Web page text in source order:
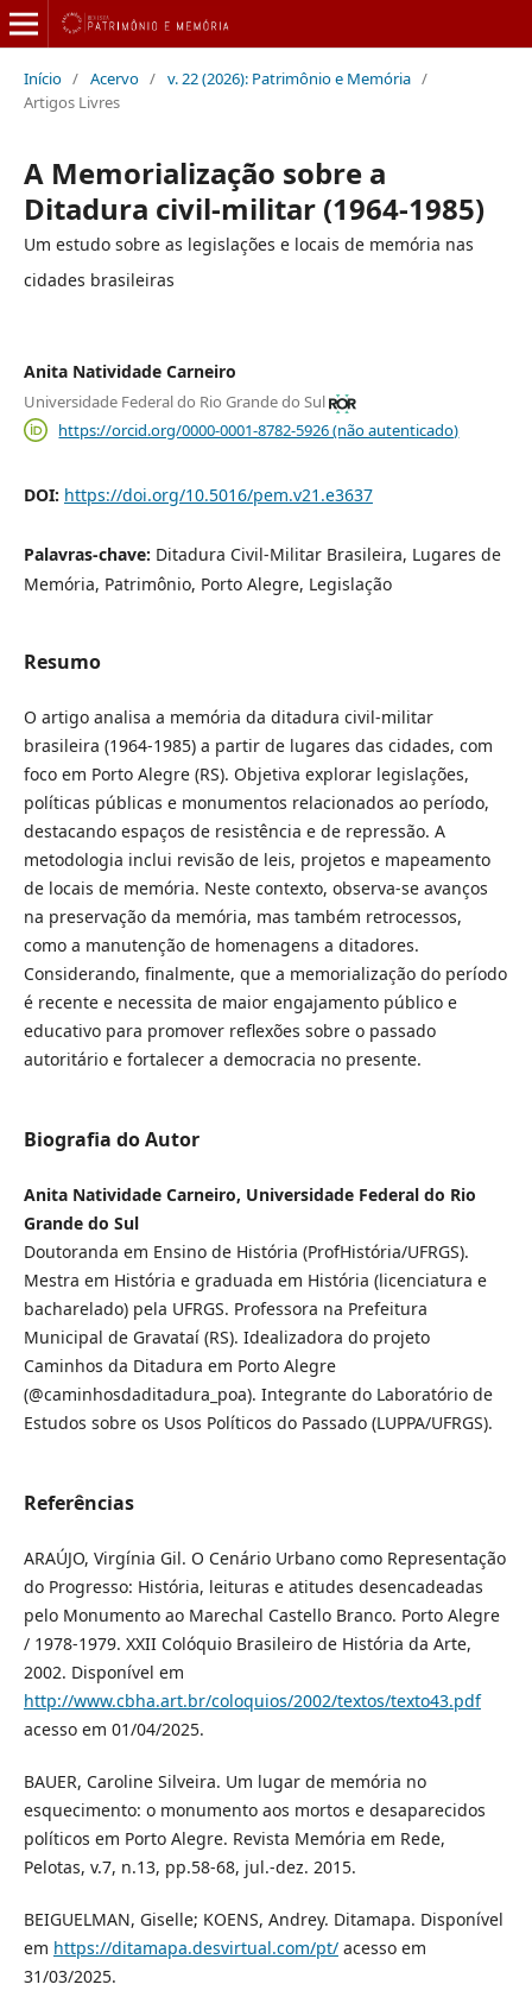
Início / Acervo / v. 22 (2026): Patrimônio e Memória /
Artigos Livres
A Memorialização sobre a
Ditadura civil-militar (1964-1985)
Um estudo sobre as legislações e locais de memória nas
cidades brasileiras
Anita Natividade Carneiro
Universidade Federal do Rio Grande do Sul
https://orcid.org/0000-0001-8782-5926 (não autenticado)
DOI: https://doi.org/10.5016/pem.v21.e3637
Palavras-chave: Ditadura Civil-Militar Brasileira, Lugares de
Memória, Patrimônio, Porto Alegre, Legislação
Resumo
O artigo analisa a memória da ditadura civil-militar
brasileira (1964-1985) a partir de lugares das cidades, com
foco em Porto Alegre (RS). Objetiva explorar legislações,
políticas públicas e monumentos relacionados ao período,
destacando espaços de resistência e de repressão. A
metodologia inclui revisão de leis, projetos e mapeamento
de locais de memória. Neste contexto, observa-se avanços
na preservação da memória, mas também retrocessos,
como a manutenção de homenagens a ditadores.
Considerando, finalmente, que a memorialização do período
é recente e necessita de maior engajamento público e
educativo para promover reflexões sobre o passado
autoritário e fortalecer a democracia no presente.
Biografia do Autor
Anita Natividade Carneiro, Universidade Federal do Rio
Grande do Sul
Doutoranda em Ensino de História (ProfHistória/UFRGS).
Mestra em História e graduada em História (licenciatura e
bacharelado) pela UFRGS. Professora na Prefeitura
Municipal de Gravataí (RS). Idealizadora do projeto
Caminhos da Ditadura em Porto Alegre
(@caminhosdaditadura_poa). Integrante do Laboratório de
Estudos sobre os Usos Políticos do Passado (LUPPA/UFRGS).
Referências
ARAÚJO, Virgínia Gil. O Cenário Urbano como Representação
do Progresso: História, leituras e atitudes desencadeadas
pelo Monumento ao Marechal Castello Branco. Porto Alegre
/ 1978-1979. XXII Colóquio Brasileiro de História da Arte,
2002. Disponível em
http://www.cbha.art.br/coloquios/2002/textos/texto43.pdf
acesso em 01/04/2025.
BAUER, Caroline Silveira. Um lugar de memória no
esquecimento: o monumento aos mortos e desaparecidos
políticos em Porto Alegre. Revista Memória em Rede,
Pelotas, v.7, n.13, pp.58-68, jul.-dez. 2015.
BEIGUELMAN, Giselle; KOENS, Andrey. Ditamapa. Disponível
em https://ditamapa.desvirtual.com/pt/acesso em
31/03/2025.